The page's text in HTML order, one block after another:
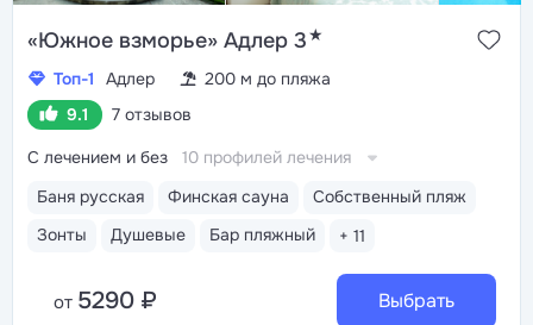
«Южное взморье» Адлер 3★
Топ-1 Адлер
200 м до пляжа
9.1
7 отзывов
Баня русская Финская сауна
Собственный пляж
Зонты
Душевые Бар пляжный + 11
С лечением и без 10 профилей лечения
от 5290 ₽ Выбрать